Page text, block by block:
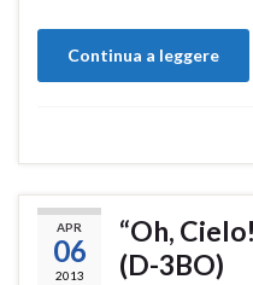
Continua a leggere
APR
06
2013
“Oh,
(D-3BO)